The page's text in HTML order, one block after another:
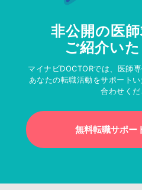
非公開の医
ご紹介いた
マイナビDOCTORでは、医師
あなたの転職活動をサポート
合わせくだ
無料転職サポー